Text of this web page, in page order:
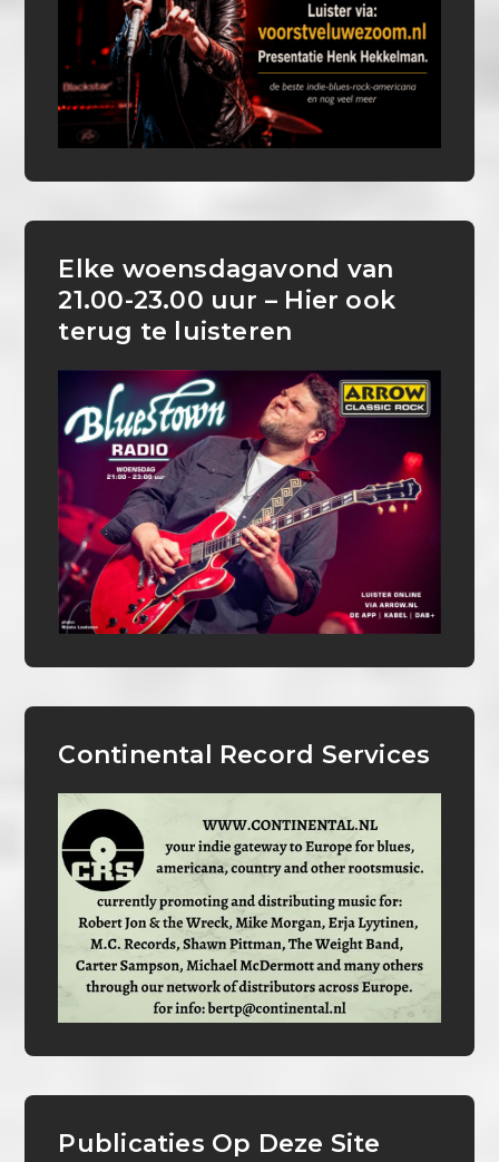
Elke woensdagavond van
21.00-23.00 uur – Hier ook
terug te luisteren
Continental Record Services
Publicaties Op Deze Site